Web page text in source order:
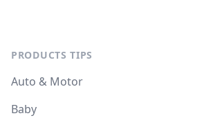
PRODUCTS TIPS
Auto & Motor
Baby